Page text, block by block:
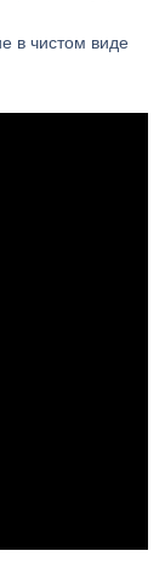
в чистом виде